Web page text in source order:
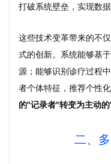
打破系统壁垒，实现数据
这些技术变革带来的不
式的创新。系统能够基
源；能够识别诊疗过程
者个体特征，推荐个性化
的"记录者"转变为主动的
二、